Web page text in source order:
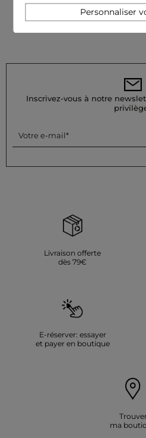
empreint de modernité.
Lavez votre t-shirt à 30°C en
qualité de sa maille. Le sèche-
privilégiez un séchage naturel à
il est recommandé d'utiliser
Inscrivez-vous à notre
Votre e-mail
Livraison offerte
dès 79€
E-réserver: essayer
et payer en boutique
ma
Personnaliser